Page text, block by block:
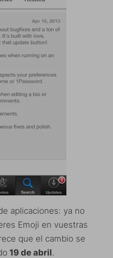
aplicaciones: ya no
Emoji en vuestras
que el cambio se
19 de abril.